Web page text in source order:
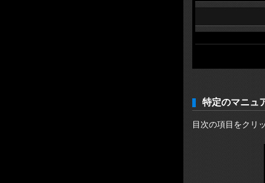
特定のマニュ
目次の項目をクリ